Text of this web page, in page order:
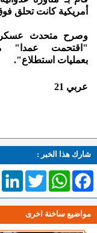
أمريكية كانت تحلق
وصرح متحدث عسكري
"اقتحمت عمدا"
بعمليات استطلاع".
عربي 21
شارك هذا الخبر :
TwitterWhatsAppFacebook
مواضيع ساخنة اخرى